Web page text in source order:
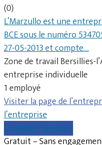
(0)
L’Marzullo est une
BCE sous le numéro
27-05-2013 et compte…
Zone de travail Bersillies-
entreprise individuelle
1 employé
Visiter la page de
l’entreprise
Comparer les devis
Gratuit – Sans